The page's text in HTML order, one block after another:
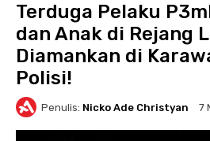
Terduga Pelaku
dan Anak di Rejang
Diamankan di
Polisi!
Penulis: Nicko Ade Christyan 7